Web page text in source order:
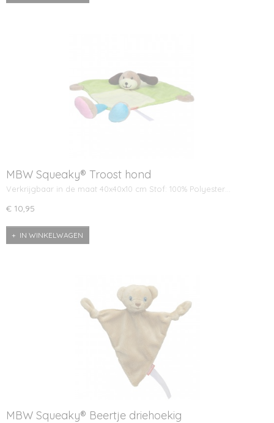
MBW Squeaky® Troost hond
Verkrijgbaar in de maat 40x40x10 cm Stof: 100% Polyester…
€ 10,95
IN WINKELWAGEN
MBW Squeaky® Beertje driehoekig